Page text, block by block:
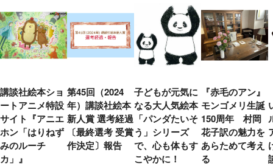
講談社絵本ショ
ートアニメ特設
サイト『アニエ
ホン「はりねず
みのルーチ
カ」』
第45回（2024
年）講談社絵本
新人賞 選考経過
〔最終選考 受賞
作決定〕報告
子どもが元気に
なる大人気絵本
「パンダたいそ
う」シリーズ
で、心も体もす
こやかに！
『赤毛のアン』
モンゴメリ生誕
150周年 村岡
花子訳の魅力を
あらためて考え
る